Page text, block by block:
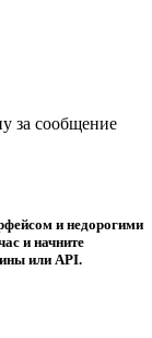
за сообщение
и недорогими
и начните
или API.